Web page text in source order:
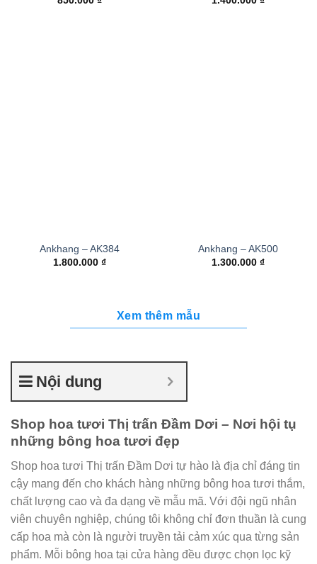
Ankhang – AK384
1.800.000 ₫
Ankhang – AK500
1.300.000 ₫
Xem thêm mẫu
Nội dung
Shop hoa tươi Thị trấn Đầm Dơi – Nơi hội tụ
những bông hoa tươi đẹp
Shop hoa tươi Thị trấn Đầm Dơi tự hào là địa chỉ đáng tin
cậy mang đến cho khách hàng những bông hoa tươi thắm,
chất lượng cao và đa dạng về mẫu mã. Với đội ngũ nhân
viên chuyên nghiệp, chúng tôi không chỉ đơn thuần là cung
cấp hoa mà còn là người truyền tải cảm xúc qua từng sản
phẩm. Mỗi bông hoa tại cửa hàng đều được chọn lọc kỹ